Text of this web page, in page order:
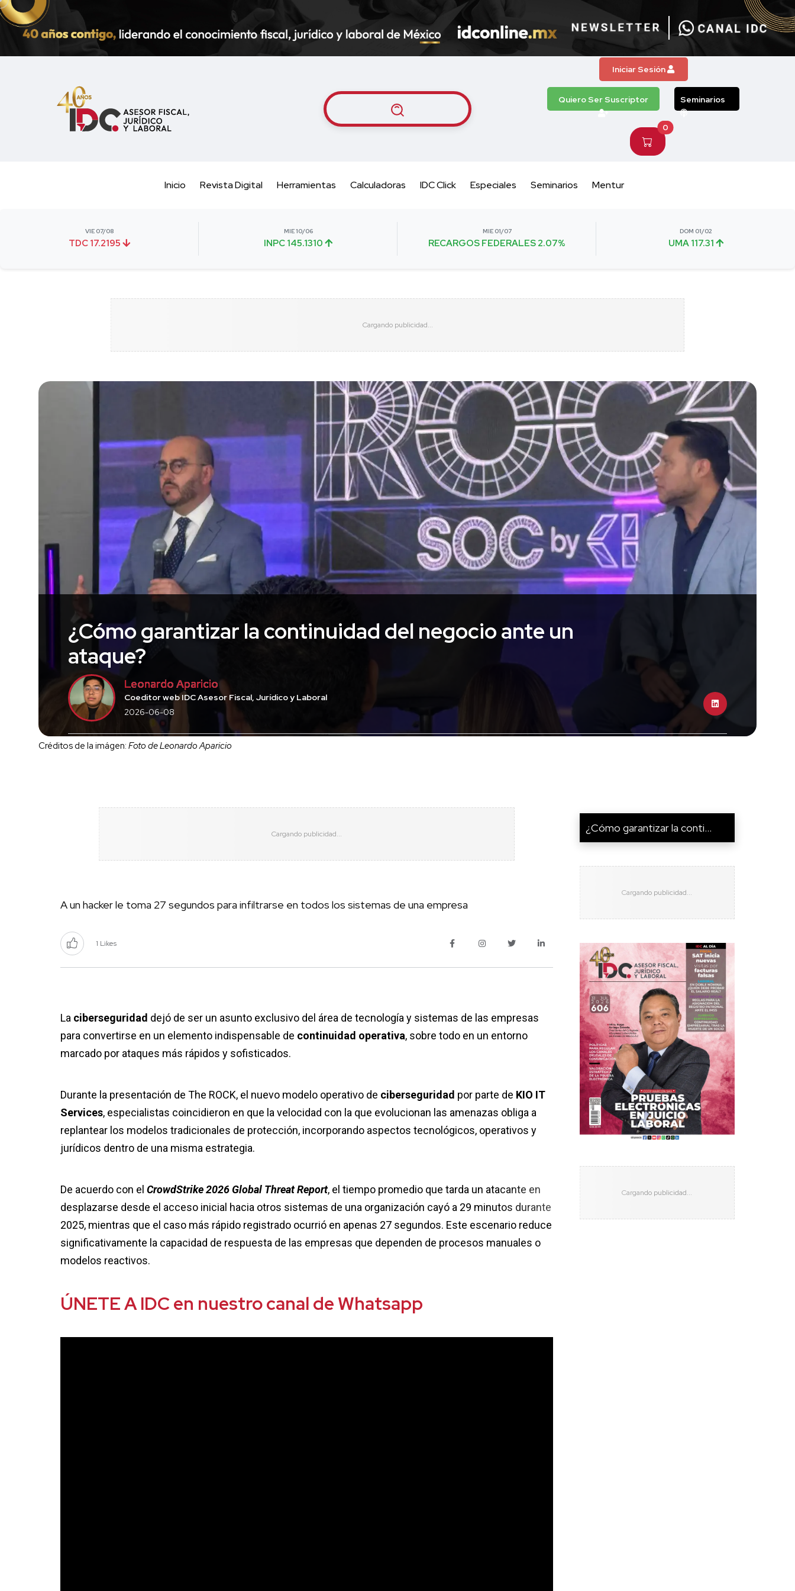
Iniciar Sesión
Quiero Ser Suscriptor Seminarios
0
Inicio Revista Digital Herramientas Calculadoras IDC Click Especiales Seminarios Mentur
VIE 07/08
TDC 17.2195
MIE 10/06
INPC 145.1310
MIE 01/07
RECARGOS FEDERALES 2.07%
DOM 01/02
UMA 117.31
¿Cómo garantizar la continuidad del negocio ante un
ataque?
Leonardo Aparicio
Coeditor web IDC Asesor Fiscal, Jurídico y Laboral
2026-06-08
Créditos de la imágen: Foto de Leonardo Aparicio
A un hacker le toma 27 segundos para infiltrarse en todos los sistemas de una empresa
1 Likes
La ciberseguridad dejó de ser un asunto exclusivo del área de tecnología y sistemas de las empresas
para convertirse en un elemento indispensable de continuidad operativa, sobre todo en un entorno
marcado por ataques más rápidos y sofisticados.
Durante la presentación de The ROCK, el nuevo modelo operativo de ciberseguridad por parte de KIO IT
Services, especialistas coincidieron en que la velocidad con la que evolucionan las amenazas obliga a
replantear los modelos tradicionales de protección, incorporando aspectos tecnológicos, operativos y
jurídicos dentro de una misma estrategia.
De acuerdo con el CrowdStrike 2026 Global Threat Report, el tiempo promedio que tarda un atacante en
desplazarse desde el acceso inicial hacia otros sistemas de una organización cayó a 29 minutos durante
2025, mientras que el caso más rápido registrado ocurrió en apenas 27 segundos. Este escenario reduce
significativamente la capacidad de respuesta de las empresas que dependen de procesos manuales o
modelos reactivos.
ÚNETE A IDC en nuestro canal de Whatsapp
¿Cómo garantizar la conti...